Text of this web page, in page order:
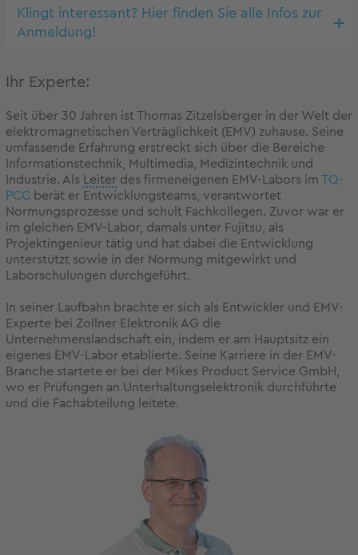
Klingt interessant? Hier finden Sie alle Infos zur
Anmeldung!
Ihr Experte:
Seit über 30 Jahren ist Thomas Zitzelsberger in der Welt der
elektromagnetischen Verträglichkeit (EMV) zuhause. Seine
umfassende Erfahrung erstreckt sich über die Bereiche
Informationstechnik, Multimedia, Medizintechnik und
Industrie. Als Leiter des firmeneigenen EMV-Labors im TQ-
PCC berät er Entwicklungsteams, verantwortet
Normungsprozesse und schult Fachkollegen. Zuvor war er
im gleichen EMV-Labor, damals unter Fujitsu, als
Projektingenieur tätig und hat dabei die Entwicklung
unterstützt sowie in der Normung mitgewirkt und
Laborschulungen durchgeführt.
In seiner Laufbahn brachte er sich als Entwickler und EMV-
Experte bei Zollner Elektronik AG die
Unternehmenslandschaft ein, indem er am Hauptsitz ein
eigenes EMV-Labor etablierte. Seine Karriere in der EMV-
Branche startete er bei der Mikes Product Service GmbH,
wo er Prüfungen an Unterhaltungselektronik durchführte
und die Fachabteilung leitete.